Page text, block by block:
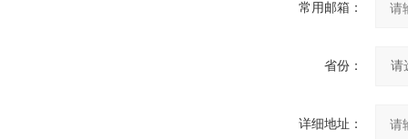
常用邮箱：
省份：
详细地址：